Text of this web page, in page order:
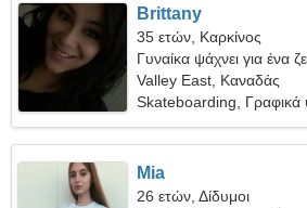
Brittany
35 ετών, Καρκίνος
Γυναίκα ψάχνει για ένα
Valley East, Καναδάς
Skateboarding, Γραφικά
Mia
26 ετών, Δίδυμοι